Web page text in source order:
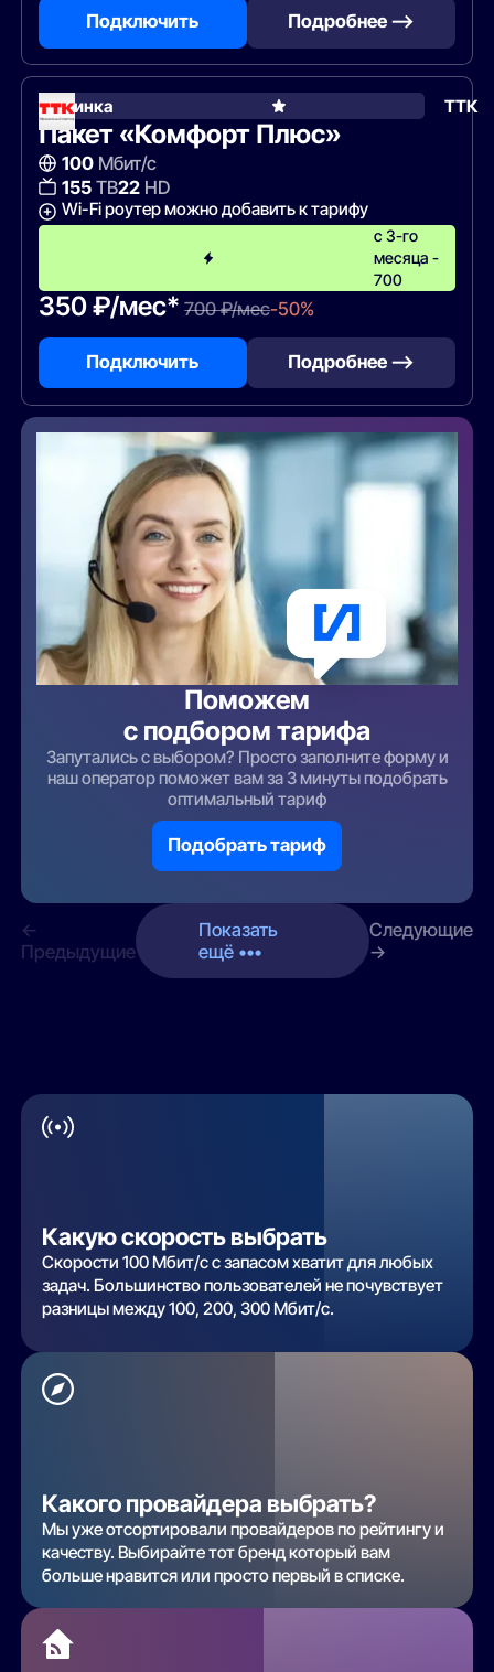
Подключить Подробнее —>
Новинка ТТК
Пакет «Комфорт Плюс»
100Мбит/с
155ТВ22HD
Wi-Fi роутер можно добавить к тарифу
с 3-го
месяца -
700
350 ₽/мес* 700 ₽/мес-50%
Подключить Подробнее —>
Поможем
с подбором тарифа
Запутались с выбором? Просто заполните форму и
наш оператор поможет вам за 3 минуты подобрать
оптимальный тариф
Подобрать тариф
←
Предыдущие
Показать
ещё •••
Следующие
→
Какую скорость выбрать
Скорости 100 Мбит/с с запасом хватит для любых
задач. Большинство пользователей не почувствует
разницы между 100, 200, 300 Мбит/с.
Какого провайдера выбрать?
Мы уже отсортировали провайдеров по рейтингу и
качеству. Выбирайте тот бренд который вам
больше нравится или просто первый в списке.